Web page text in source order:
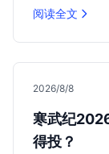
阅读全文
2026/8/8
寒武纪
得投？